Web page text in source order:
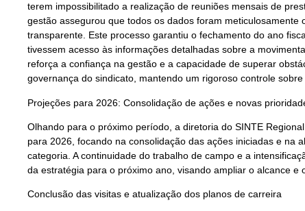
terem impossibilitado a realização de reuniões mensais de
gestão assegurou que todos os dados foram meticulosamente
transparente. Este processo garantiu o fechamento do ano
tivessem acesso às informações detalhadas sobre a
reforça a confiança na gestão e a capacidade de superar
governança do sindicato, mantendo um rigoroso controle
Projeções para 2026: Consolidação de ações e novas
Olhando para o próximo período, a diretoria do SINTE
para 2026, focando na consolidação das ações iniciadas e na
categoria. A continuidade do trabalho de campo e a
da estratégia para o próximo ano, visando ampliar o alcance e
Conclusão das visitas e atualização dos planos de carreira